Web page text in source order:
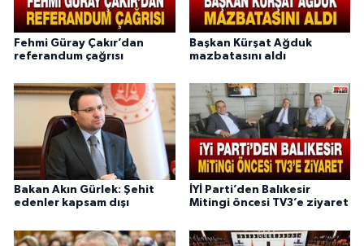
Fehmi Güray Çakır’dan
referandum çağrısı
Başkan Kürşat Ağduk
mazbatasını aldı
Bakan Akın Gürlek: Şehit
edenler kapsam dışı
İYİ Parti’den Balıkesir
Mitingi öncesi TV3’e ziyaret